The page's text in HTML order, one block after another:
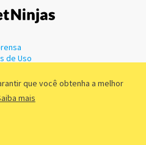
que você obtenha a melhor
mais
de Uso
55.744.877/0001-89 - Rua Dr.
- São Paulo/SP - Brasil